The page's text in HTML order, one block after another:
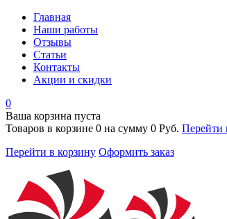
Главная
Наши работы
Отзывы
Статьи
Контакты
Акции и скидки
0
Ваша корзина пуста
Товаров в корзине 0 на сумму 0 Руб. Перейти
Перейти в корзину Оформить заказ